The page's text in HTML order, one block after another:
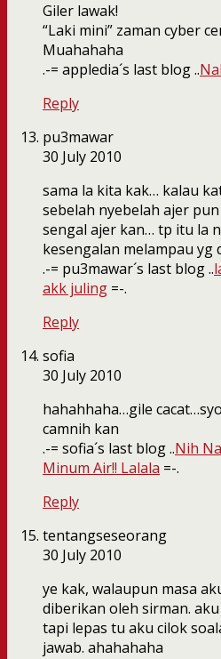
Giler lawak!
“Laki mini” zaman cyber
Muahahaha
.-= appledia´s last blog ..
Reply
pu3mawar
30 July 2010
sama la kita kak… kalau
sebelah nyebelah ajer
sengal ajer kan… tp itu la
kesengalan melampau yg
.-= pu3mawar´s last blog ..
akk juling =-.
Reply
sofia
30 July 2010
hahahhaha…gile
camnih kan
.-= sofia´s last blog ..Nih
Minum Air!! Lalala =-.
Reply
tentangseseorang
30 July 2010
ye kak, walaupun masa
diberikan oleh sirman.
tapi lepas tu aku cilok
jawab. ahahahaha